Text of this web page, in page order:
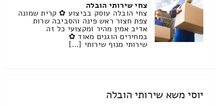
צחי שירותי הובלה
צחי הובלה עוסק בביצוע ✿ קרית שמונה
צפת חצור ראש פינה והסביבה שרות
אדיב אמין מהיר ומקצועי כל זה
במחירים הוגנים מאוד ✿
שירותי מנוף שירותי […]
יוסי משא שירותי הובלה